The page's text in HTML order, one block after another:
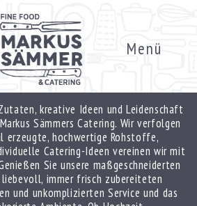
Menü
kreative Ideen und Leidenschaft
Sämmers Catering. Wir verfolgen
erzeugte, hochwertige Rohstoffe,
Catering-Ideen vereinen wir mit
Sie unsere maßgeschneiderten
immer frisch zubereiteten
und unkomplizierten Service und das